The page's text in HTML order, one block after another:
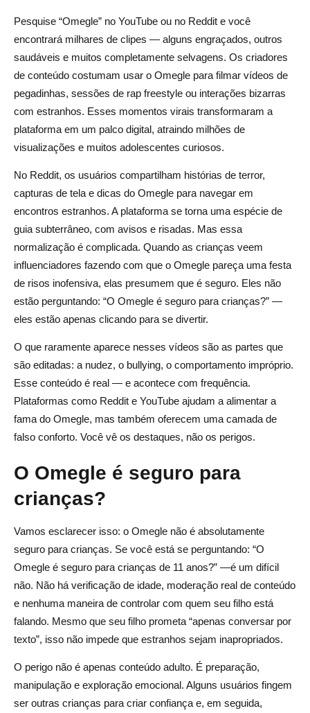
Pesquise “Omegle” no YouTube ou no Reddit e você
encontrará milhares de clipes — alguns engraçados, outros
saudáveis e muitos completamente selvagens. Os criadores
de conteúdo costumam usar o Omegle para filmar vídeos de
pegadinhas, sessões de rap freestyle ou interações bizarras
com estranhos. Esses momentos virais transformaram a
plataforma em um palco digital, atraindo milhões de
visualizações e muitos adolescentes curiosos.
No Reddit, os usuários compartilham histórias de terror,
capturas de tela e dicas do Omegle para navegar em
encontros estranhos. A plataforma se torna uma espécie de
guia subterrâneo, com avisos e risadas. Mas essa
normalização é complicada. Quando as crianças veem
influenciadores fazendo com que o Omegle pareça uma festa
de risos inofensiva, elas presumem que é seguro. Eles não
estão perguntando: “O Omegle é seguro para crianças?” —
eles estão apenas clicando para se divertir.
O que raramente aparece nesses vídeos são as partes que
são editadas: a nudez, o bullying, o comportamento impróprio.
Esse conteúdo é real — e acontece com frequência.
Plataformas como Reddit e YouTube ajudam a alimentar a
fama do Omegle, mas também oferecem uma camada de
falso conforto. Você vê os destaques, não os perigos.
O Omegle é seguro para
crianças?
Vamos esclarecer isso: o Omegle não é absolutamente
seguro para crianças. Se você está se perguntando: “O
Omegle é seguro para crianças de 11 anos?” —é um difícil
não. Não há verificação de idade, moderação real de conteúdo
e nenhuma maneira de controlar com quem seu filho está
falando. Mesmo que seu filho prometa “apenas conversar por
texto”, isso não impede que estranhos sejam inapropriados.
O perigo não é apenas conteúdo adulto. É preparação,
manipulação e exploração emocional. Alguns usuários fingem
ser outras crianças para criar confiança e, em seguida,